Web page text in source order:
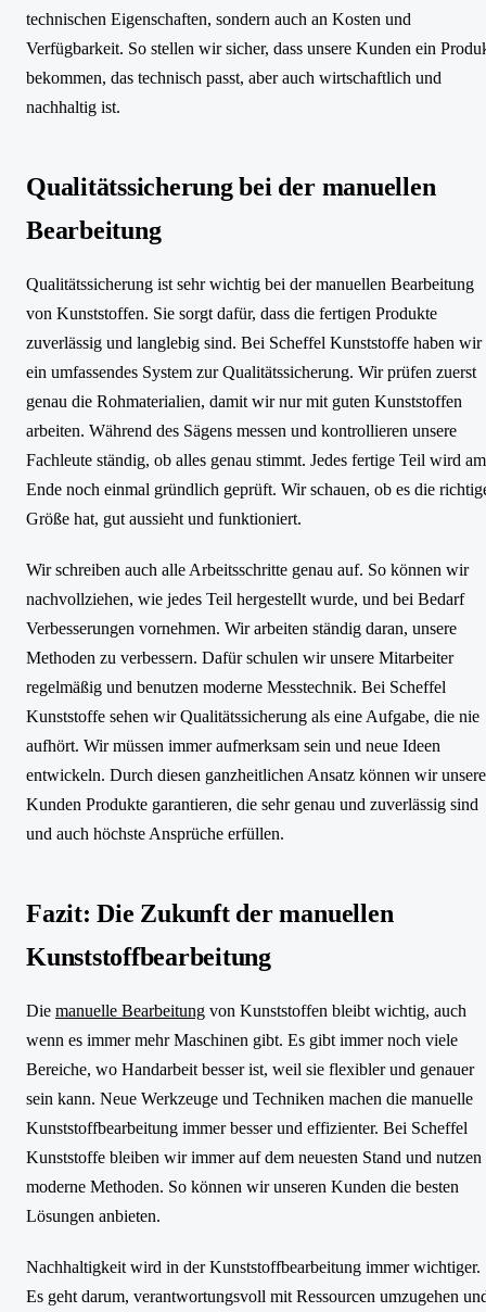
technischen Eigenschaften, sondern auch an Kosten und
Verfügbarkeit. So stellen wir sicher, dass unsere Kunden ein
bekommen, das technisch passt, aber auch wirtschaftlich und
nachhaltig ist.
Qualitätssicherung bei der manuellen
Bearbeitung
Qualitätssicherung ist sehr wichtig bei der manuellen Bearbeitung
von Kunststoffen. Sie sorgt dafür, dass die fertigen Produkte
zuverlässig und langlebig sind. Bei Scheffel Kunststoffe haben wir
ein umfassendes System zur Qualitätssicherung. Wir prüfen zuerst
genau die Rohmaterialien, damit wir nur mit guten Kunststoffen
arbeiten. Während des Sägens messen und kontrollieren unsere
Fachleute ständig, ob alles genau stimmt. Jedes fertige Teil wird am
Ende noch einmal gründlich geprüft. Wir schauen, ob es die
Größe hat, gut aussieht und funktioniert.
Wir schreiben auch alle Arbeitsschritte genau auf. So können wir
nachvollziehen, wie jedes Teil hergestellt wurde, und bei Bedarf
Verbesserungen vornehmen. Wir arbeiten ständig daran, unsere
Methoden zu verbessern. Dafür schulen wir unsere Mitarbeiter
regelmäßig und benutzen moderne Messtechnik. Bei Scheffel
Kunststoffe sehen wir Qualitätssicherung als eine Aufgabe, die nie
aufhört. Wir müssen immer aufmerksam sein und neue Ideen
entwickeln. Durch diesen ganzheitlichen Ansatz können wir
Kunden Produkte garantieren, die sehr genau und zuverlässig sind
und auch höchste Ansprüche erfüllen.
Fazit: Die Zukunft der manuellen
Kunststoffbearbeitung
Die manuelle Bearbeitung von Kunststoffen bleibt wichtig, auch
wenn es immer mehr Maschinen gibt. Es gibt immer noch viele
Bereiche, wo Handarbeit besser ist, weil sie flexibler und genauer
sein kann. Neue Werkzeuge und Techniken machen die manuelle
Kunststoffbearbeitung immer besser und effizienter. Bei Scheffel
Kunststoffe bleiben wir immer auf dem neuesten Stand und nutzen
moderne Methoden. So können wir unseren Kunden die besten
Lösungen anbieten.
Nachhaltigkeit wird in der Kunststoffbearbeitung immer wichtiger.
Es geht darum, verantwortungsvoll mit Ressourcen umzugehen